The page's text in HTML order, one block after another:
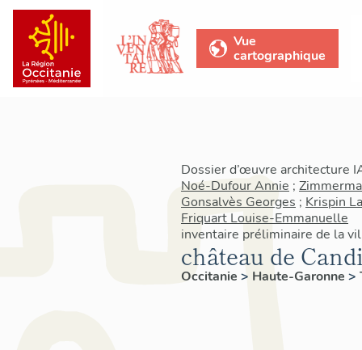
Vue
cartographique
Dossier d’œuvre architecture
Noé-Dufour Annie ;
Gonsalvès Georges ; Krispin
Friquart Louise-Emmanuelle
inventaire préliminaire de la
château de
Occitanie > Haute-Garonne >